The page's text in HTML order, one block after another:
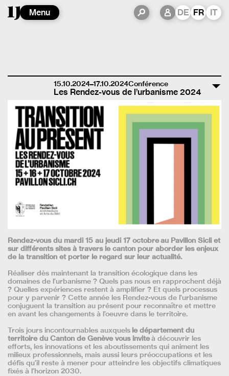
Menu DE FR IT
15.10.2024–17.10.2024Conférence
Les Rendez-vous de l’urbanisme 2024
Rendez-vous du mardi 15 au jeudi 17 octobre au Pavillon Sicli et
sur différents sites à travers le canton pour aborder les enjeux
de la transition et porter le regard sur leur actualité.
Réaliser dès maintenant la transition écologique dans les
domaines de l’urbanisme ? Quels pas nous en rapprochent déjà
? Quelles expériences restent à amplifier ? Et quels processus
pour y parvenir ? Cette année les Rendez-vous de l’urbanisme
conjuguent la transition au présent pour reconnaître et mettre
en avant les changements à l’oeuvre dans le territoire.
Trois jours incontournables auxquels le département du
territoire du Canton de Genève vous inviteà découvrir les
efforts, les innovations et les aboutissements qui animent les
milieux professionnels, mais aussi leurs préoccupations et les
défis qu’il reste à mener pour atteindre les objectifs climatiques
fixés à l’horizon 2030.